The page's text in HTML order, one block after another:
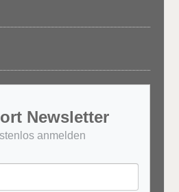
Newsletter
anmelden